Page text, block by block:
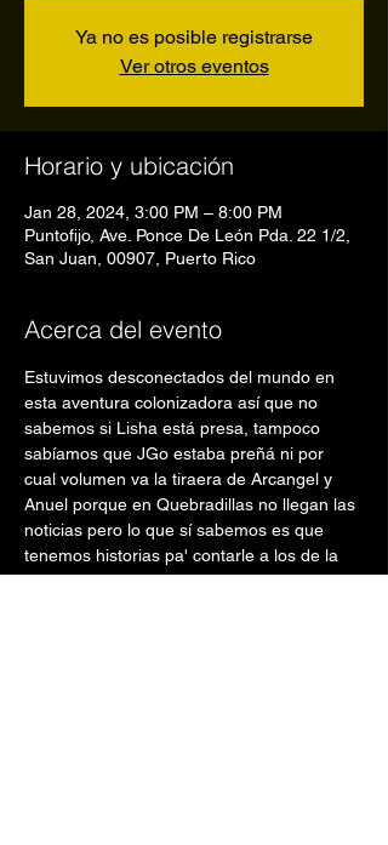
Ya no es posible registrarse
Ver otros eventos
Horario y ubicación
Jan 28, 2024, 3:00 PM – 8:00 PM
Puntofijo, Ave. Ponce De León Pda. 22 1/2,
San Juan, 00907, Puerto Rico
Acerca del evento
Estuvimos desconectados del mundo en
esta aventura colonizadora así que no
sabemos si Lisha está presa, tampoco
sabíamos que JGo estaba preñá ni por
cual volumen va la tiraera de Arcangel y
Anuel porque en Quebradillas no llegan las
noticias pero lo que sí sabemos es que
tenemos historias pa' contarle a los de la
metro.